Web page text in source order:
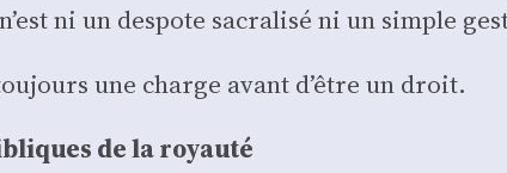
ni un des­pote sacra­li­sé ni un simple
une charge avant d’être un droit.
de la royau­té